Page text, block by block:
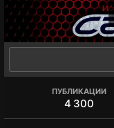
ПУБЛИКАЦИИ
4 300